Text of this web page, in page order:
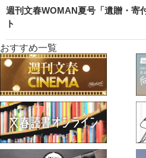
週刊文春WOMAN夏号「遺贈・寄
ト
おすすめ一覧